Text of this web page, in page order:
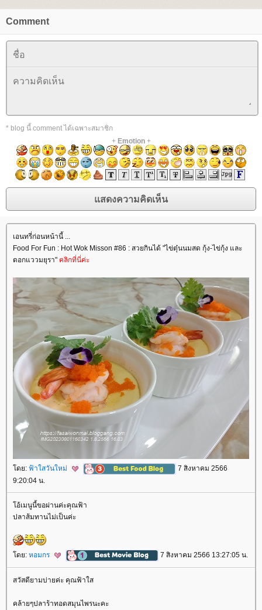
Comment
* blog นี้ comment ได้เฉพาะสมาชิก
+ Emotion+
เอนทรี่ก่อนหน้านี้ ...
Food For Fun : Hot Wok Misson #86 : สวยกินได้ "ไข่ตุ๋นนมสด กุ้ง-ไข่กุ้ง และ
ดอกแววมยุรา" คลิกที่นี่ค่ะ
ดย: ฟ้าใสวันใหม่
7 สิงหาคม 2566
9:20:04 น.
อ้เมนูนี้ขอผ่านค่ะคุณฟ้า
ปลาส้มทานไม่เป็นค่ะ
ดย: หอมกร 7 สิงหาคม 2566 13:27:05 น.
สวัสดียามบ่ายค่ะ คุณฟ้าใส
คล้ายๆปลาร้าทอดสมุนไพรนะคะ